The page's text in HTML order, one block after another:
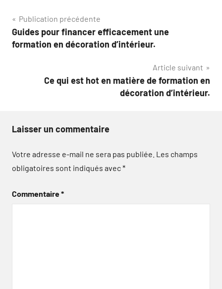
Navigation
de
Publication précédente
Guides pour financer efficacement une
formation en décoration d’intérieur.
Article suivant
Ce qui est hot en matière de formation en
décoration d’intérieur.
Laisser un commentaire
Votre adresse e-mail ne sera pas publiée. Les champs
obligatoires sont indiqués avec*
Commentaire*